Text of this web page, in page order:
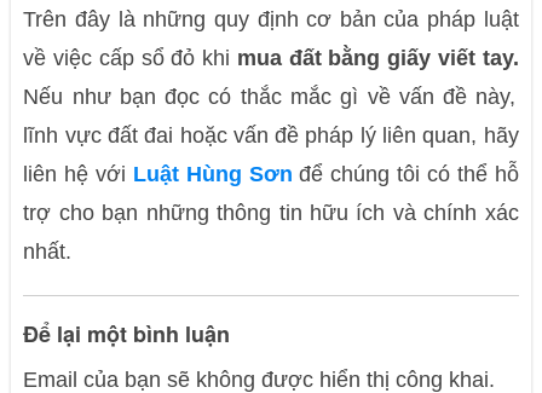
Trên đây là những quy định cơ bản của pháp luật
về việc cấp sổ đỏ khi mua đất bằng giấy viết tay.
Nếu như bạn đọc có thắc mắc gì về vấn đề này,
lĩnh vực đất đai hoặc vấn đề pháp lý liên quan, hãy
liên hệ với Luật Hùng Sơn để chúng tôi có thể hỗ
trợ cho bạn những thông tin hữu ích và chính xác
nhất.
Để lại một bình luận
Email của bạn sẽ không được hiển thị công khai.